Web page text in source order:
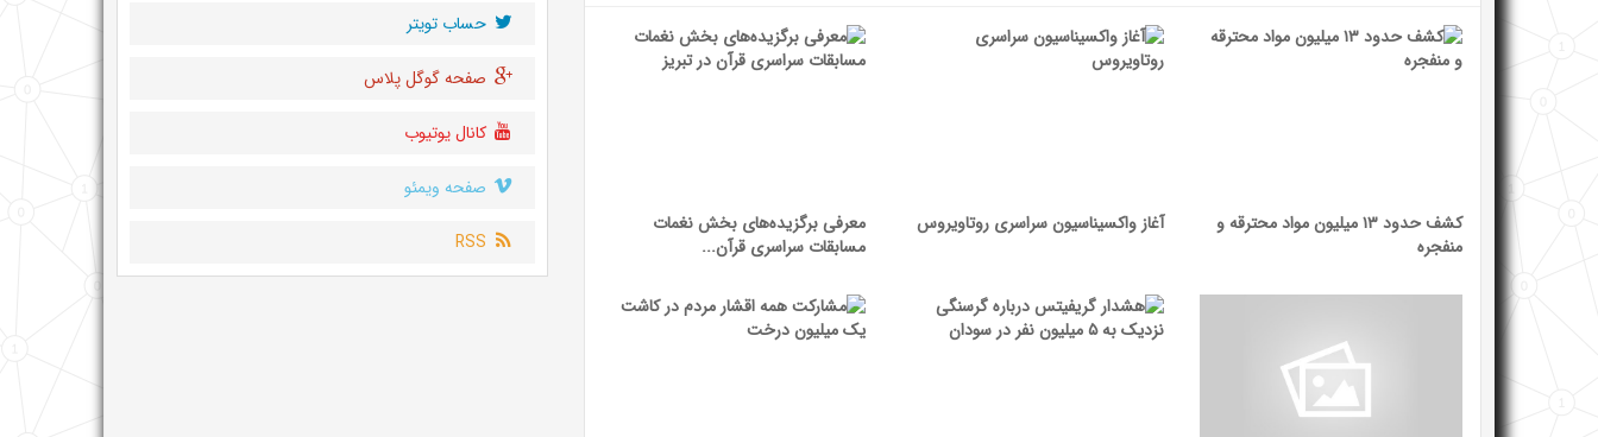
کشف حدود ۱۳ میلیون مواد محترقه و
منفجره
آغاز واکسیناسیون سراسری روتاویروس
معرفی برگزیده‌های بخش نغمات
مسابقات سراسری قرآن...
حساب تويتر
صفحه گوگل پلاس
کانال یوتیوب
صفحه ویمئو